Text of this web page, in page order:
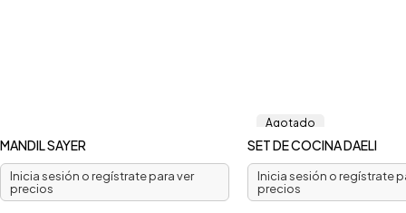
MANDIL SAYER
Inicia sesión o regístrate para ver
precios
Agotado
SET DE COCINA DAELI
Inicia sesión o regístrate
precios